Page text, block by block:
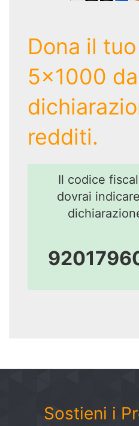
Dona il tuo
5x1000
redditi.
Il codice
dovrai
Sostieni i